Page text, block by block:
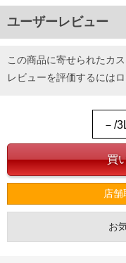
ユーザーレビュー
この商品に寄せられたカ
レビューを評価するには
店
お